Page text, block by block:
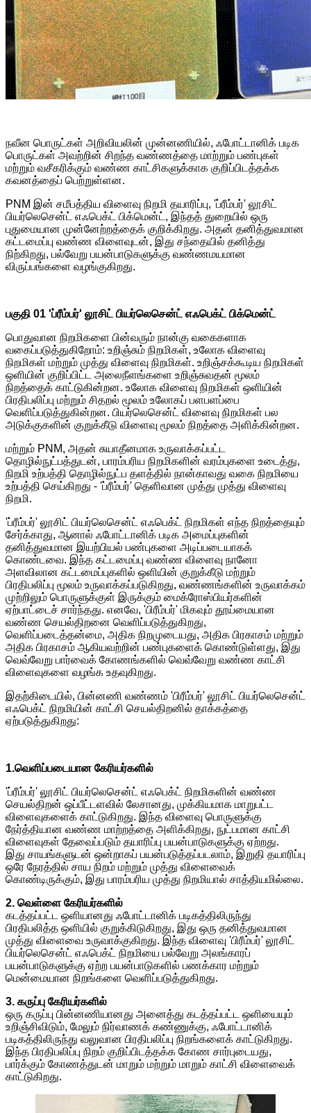
நவீன பொருட்கள் அறிவியலின் முன்னணியில், ஃபோட்டானிக் படிக
பொருட்கள் அவற்றின் சிறந்த வண்ணத்தை மாற்றும் பண்புகள்
மற்றும் வசீகரிக்கும் வண்ண காட்சிகளுக்காக குறிப்பிடத்தக்க
கவனத்தைப் பெற்றுள்ளன.
PNM இன் சமீபத்திய விளைவு நிறமி தயாரிப்பு, 'ப்ரீம்பர்' லூசிட்
பியர்லெசென்ட் எஃபெக்ட் பிக்மென்ட், இந்தத் துறையில் ஒரு
புதுமையான முன்னேற்றத்தைக் குறிக்கிறது. அதன் தனித்துவமான
கட்டமைப்பு வண்ண விளைவுடன், இது சந்தையில் தனித்து
நிற்கிறது, பல்வேறு பயன்பாடுகளுக்கு வண்ணமயமான
விருப்பங்களை வழங்குகிறது.
பகுதி 01 'ப்ரீம்பர்' லூசிட் பியர்லெசென்ட் எஃபெக்ட் பிக்மென்ட்
பொதுவான நிறமிகளை பின்வரும் நான்கு வகைகளாக
வகைப்படுத்துகிறோம்: உறிஞ்சும் நிறமிகள், உலோக விளைவு
நிறமிகள் மற்றும் முத்து விளைவு நிறமிகள். உறிஞ்சக்கூடிய நிறமிகள்
ஒளியின் குறிப்பிட்ட அலைநீளங்களை உறிஞ்சுவதன் மூலம்
நிறத்தைக் காட்டுகின்றன. உலோக விளைவு நிறமிகள் ஒளியின்
பிரதிபலிப்பு மற்றும் சிதறல் மூலம் உலோகப் பளபளப்பை
வெளிப்படுத்துகின்றன. பியர்லெசென்ட் விளைவு நிறமிகள் பல
அடுக்குகளின் குறுக்கீடு விளைவு மூலம் நிறத்தை அளிக்கின்றன.
மற்றும் PNM, அதன் சுயாதீனமாக உருவாக்கப்பட்ட
தொழில்நுட்பத்துடன், பாரம்பரிய நிறமிகளின் வரம்புகளை உடைத்து,
நிறமி உற்பத்தி தொழில்நுட்ப தளத்தில் நான்காவது வகை நிறமியை
உற்பத்தி செய்கிறது - 'ப்ரீம்பர்' தெளிவான முத்து முத்து விளைவு
நிறமி.
'ப்ரீம்பர்' லூசிட் பியர்லெசென்ட் எஃபெக்ட் நிறமிகள் எந்த நிறத்தையும்
சேர்க்காது, ஆனால் ஃபோட்டானிக் படிக அமைப்புகளின்
தனித்துவமான இயற்பியல் பண்புகளை அடிப்படையாகக்
கொண்டவை. இந்த கட்டமைப்பு வண்ண விளைவு நானோ
அளவிலான கட்டமைப்புகளில் ஒளியின் குறுக்கீடு மற்றும்
பிரதிபலிப்பு மூலம் உருவாக்கப்படுகிறது, வண்ணங்களின் உருவாக்கம்
முற்றிலும் பொருளுக்குள் இருக்கும் மைக்ரோஸ்பியர்களின்
ஏற்பாட்டைச் சார்ந்தது. எனவே, 'பிரீம்பர்' மிகவும் தூய்மையான
வண்ண செயல்திறனை வெளிப்படுத்துகிறது,
வெளிப்படைத்தன்மை, அதிக நிறமுடையது, அதிக பிரகாசம் மற்றும்
அதிக பிரகாசம் ஆகியவற்றின் பண்புகளைக் கொண்டுள்ளது, இது
வெவ்வேறு பார்வைக் கோணங்களில் வெவ்வேறு வண்ண காட்சி
விளைவுகளை வழங்க உதவுகிறது.
இதற்கிடையில், பின்னணி வண்ணம் 'பிரீம்பர்' லூசிட் பியர்லெசென்ட்
எஃபெக்ட் நிறமியின் காட்சி செயல்திறனில் தாக்கத்தை
ஏற்படுத்துகிறது:
1.வெளிப்படையான கேரியர்களில்
'ப்ரீம்பர்' லூசிட் பியர்லெசென்ட் எஃபெக்ட் நிறமிகளின் வண்ண
செயல்திறன் ஒப்பீட்டளவில் லேசானது, முக்கியமாக மாறுபட்ட
விளைவுகளைக் காட்டுகிறது. இந்த விளைவு பொருளுக்கு
நேர்த்தியான வண்ண மாற்றத்தை அளிக்கிறது, நுட்பமான காட்சி
விளைவுகள் தேவைப்படும் தயாரிப்பு பயன்பாடுகளுக்கு ஏற்றது.
இது சாயங்களுடன் ஒன்றாகப் பயன்படுத்தப்படலாம், இறுதி தயாரிப்பு
ஒரே நேரத்தில் சாய நிறம் மற்றும் முத்து விளைவைக்
கொண்டிருக்கும், இது பாரம்பரிய முத்து நிறமியால் சாத்தியமில்லை.
2. வெள்ளை கேரியர்களில்
கடத்தப்பட்ட ஒளியானது ஃபோட்டானிக் படிகத்திலிருந்து
பிரதிபலித்த ஒளியில் குறுக்கிடுகிறது, இது ஒரு தனித்துவமான
முத்து விளைவை உருவாக்குகிறது. இந்த விளைவு 'பிரீம்பர்' லூசிட்
பியர்லெசென்ட் எஃபெக்ட் நிறமியை பல்வேறு அலங்காரப்
பயன்பாடுகளுக்கு ஏற்ற பயன்பாடுகளில் பணக்கார மற்றும்
மென்மையான நிறங்களை வெளிப்படுத்துகிறது.
3. கருப்பு கேரியர்களில்
ஒரு கருப்பு பின்னணியானது அனைத்து கடத்தப்பட்ட ஒளியையும்
உறிஞ்சிவிடும், மேலும் நிர்வாணக் கண்ணுக்கு, ஃபோட்டானிக்
படிகத்திலிருந்து வலுவான பிரதிபலிப்பு நிறங்களைக் காட்டுகிறது.
இந்த பிரதிபலிப்பு நிறம் குறிப்பிடத்தக்க கோண சார்புடையது,
பார்க்கும் கோணத்துடன் மாறும் மற்றும் மாறும் காட்சி விளைவைக்
காட்டுகிறது.